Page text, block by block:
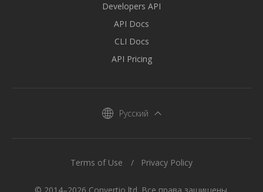
Developers API
API Docs
CLI Docs
API Pricing
Русский
Terms of Use Privacy Policy